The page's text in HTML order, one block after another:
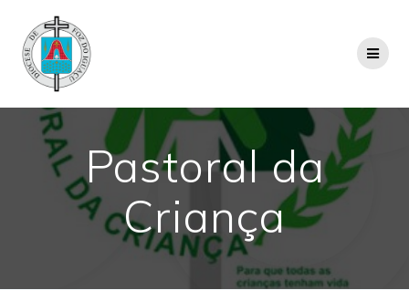
Pastoral da
Criança